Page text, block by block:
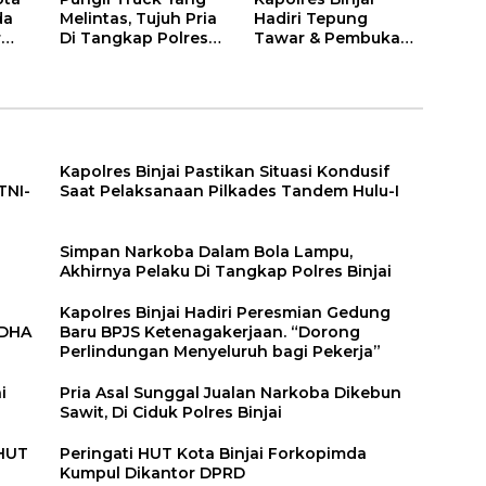
Melintas, Tujuh Pria
Di Tangkap Polres
Hadiri Tepung
Tawar & Pembukaan
Kapolres Binjai Pastikan Situasi Kondusif
Saat Pelaksanaan Pilkades Tandem Hulu-I
Simpan Narkoba Dalam Bola Lampu,
Akhirnya Pelaku Di Tangkap Polres Binjai
Kapolres Binjai Hadiri Peresmian Gedung
Baru BPJS Ketenagakerjaan. “Dorong
Perlindungan Menyeluruh bagi Pekerja”
Pria Asal Sunggal Jualan Narkoba Dikebun
Sawit, Di Ciduk Polres Binjai
Peringati HUT Kota Binjai Forkopimda
Kumpul Dikantor DPRD